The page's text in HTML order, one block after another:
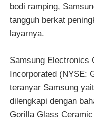
bodi ramping,
tangguh berkat
layarnya.
Samsung Electronics
Incorporated (NYSE:
teranyar Samsung
dilengkapi dengan
Gorilla Glass